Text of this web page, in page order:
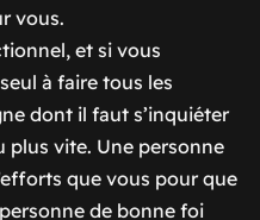
vous.
et si vous
à faire tous les
dont il faut s’inquiéter
plus vite. Une personne
que vous pour que
de bonne foi